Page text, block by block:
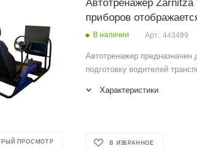
ПРОСМОТР
Автотренажер
приборов
В наличии Арт.: 443499
Автотренажер
подготовку водителей
Характеристики
В ИЗБРАННОЕ